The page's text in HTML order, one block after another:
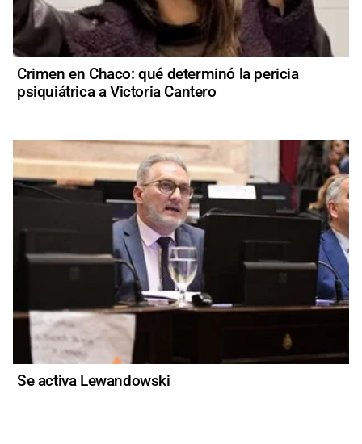
Crimen en Chaco: qué determinó la pericia
psiquiátrica a Victoria Cantero
Se activa Lewandowski